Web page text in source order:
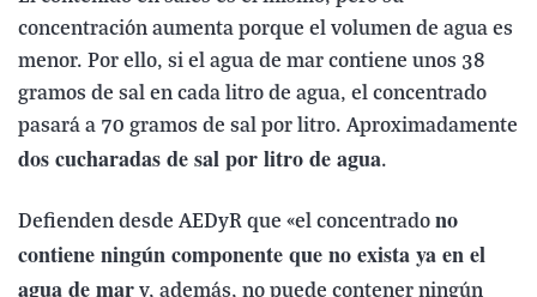
concentración aumenta porque el volumen de agua es
menor. Por ello, si el agua de mar contiene unos 38
gramos de sal en cada litro de agua, el concentrado
pasará a 70 gramos de sal por litro. Aproximadamente
dos cucharadas de sal por litro de agua.
Defienden desde AEDyR que «el concentrado no
contiene ningún componente que no exista ya en el
agua de mar y, además, no puede contener ningún